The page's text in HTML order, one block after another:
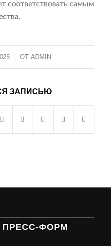
соответствовать самым
ОТ ADMIN
ЗАПИСЬЮ
ФОРМ